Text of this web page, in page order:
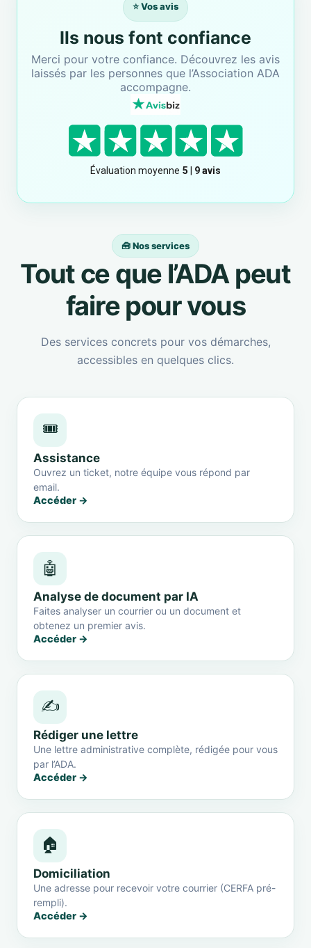
⭐ Vos avis
Ils nous font confiance
Merci pour votre confiance. Découvrez les avis
laissés par les personnes que l’Association ADA
accompagne.
🧰 Nos services
Tout ce que l’ADA peut
faire pour vous
Des services concrets pour vos démarches,
accessibles en quelques clics.
🎟️
Assistance
Ouvrez un ticket, notre équipe vous répond par
email.
Accéder →
🤖
Analyse de document par IA
Faites analyser un courrier ou un document et
obtenez un premier avis.
Accéder →
✍️
Rédiger une lettre
Une lettre administrative complète, rédigée pour vous
par l’ADA.
Accéder →
🏠
Domiciliation
Une adresse pour recevoir votre courrier (CERFA pré-
rempli).
Accéder →